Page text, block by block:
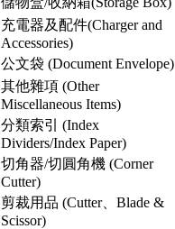
充電器及配件(Charger and
Accessories)
公文袋 (Document Envelope)
其他雜項 (Other
Miscellaneous Items)
分類索引 (Index
Dividers/Index Paper)
切角器/切圓角機 (Corner
Cutter)
剪裁用品 (Cutter、Blade &
Scissor)